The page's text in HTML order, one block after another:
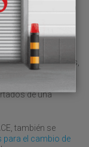
de I+D
es conseguir ser
Valverde
para afrontar
este sentido,
beneficios fiscales,
ventajas a las
también al
de una
también se
el cambio de